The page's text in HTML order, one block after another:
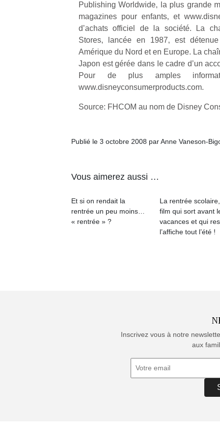
Publishing Worldwide, la plus grande
magazines pour enfants, et
d’achats officiel de la société. La
Stores, lancée en 1987, est
Amérique du Nord et en Europe. La
Japon est gérée dans le cadre d’un
Pour de plus amples
www.disneyconsumerproducts.com.
Source: FHCOM au nom de Disney
Publié le 3 octobre 2008 par Anne Vaneson-
Vous aimerez aussi …
Et si on rendait la
rentrée un peu moins…
« rentrée » ?
La rentrée
film qui sort avant
vacances et qui
l’affiche tout l’été !
Inscrivez vous à notre
aux